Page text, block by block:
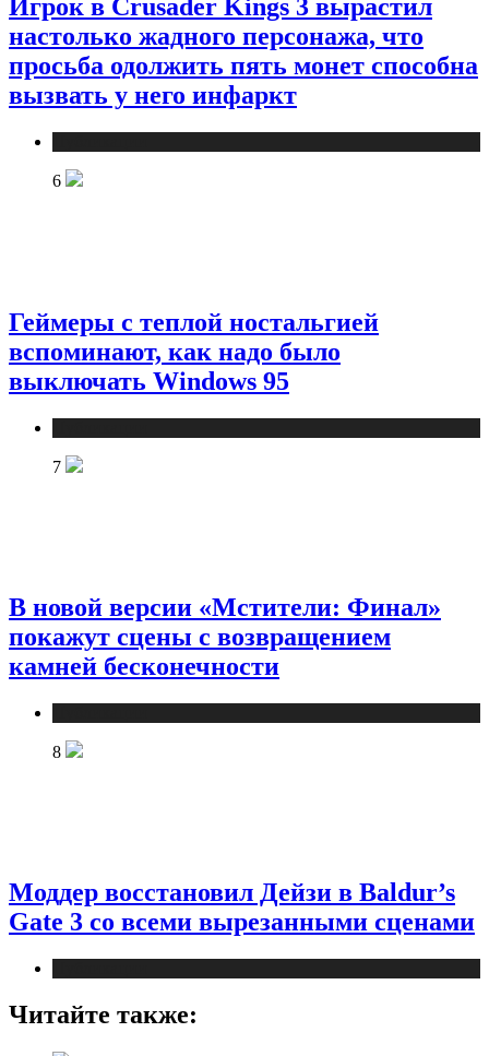
Игрок в Crusader Kings 3 вырастил
настолько жадного персонажа, что
просьба одолжить пять монет способна
вызвать у него инфаркт
6
Геймеры с теплой ностальгией
вспоминают, как надо было
выключать Windows 95
7
В новой версии «Мстители: Финал»
покажут сцены с возвращением
камней бесконечности
8
Моддер восстановил Дейзи в Baldur’s
Gate 3 со всеми вырезанными сценами
Читайте также: